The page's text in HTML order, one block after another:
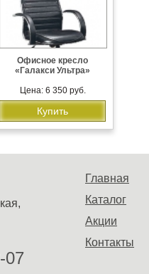
Офисное кресло
«Галакси Ультра»
Цена: 6 350 руб.
Купить
Главная
Каталог
Акции
Контакты
07